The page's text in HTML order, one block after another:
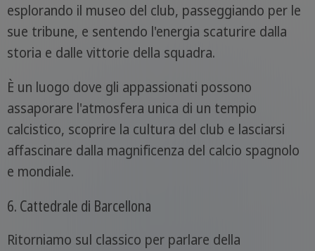
esplorando il museo del club, passeggiando per le
sue tribune, e sentendo l'energia scaturire dalla
storia e dalle vittorie della squadra.
È un luogo dove gli appassionati possono
assaporare l'atmosfera unica di un tempio
calcistico, scoprire la cultura del club e lasciarsi
affascinare dalla magnificenza del calcio spagnolo
e mondiale.
6. Cattedrale di Barcellona
Ritorniamo sul classico per parlare della